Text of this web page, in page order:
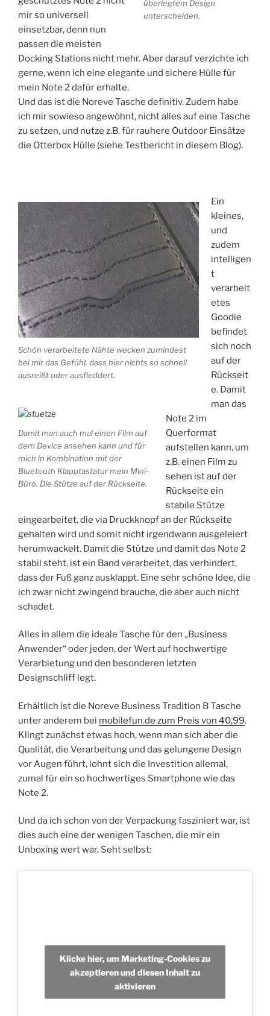
überlegtem Design
unterscheiden.
mir so universell
einsetzbar, denn nun
passen die meisten
Docking Stations nicht mehr. Aber darauf verzichte ich
gerne, wenn ich eine elegante und sichere Hülle für
mein Note 2 dafür erhalte.
Und das ist die Noreve Tasche definitiv. Zudem habe
ich mir sowieso angewöhnt, nicht alles auf eine Tasche
zu setzen, und nutze z.B. für rauhere Outdoor Einsätze
die Otterbox Hülle (siehe Testbericht in diesem Blog).
Schön verarbeitete Nähte wecken zumindest
bei mir das Gefühl, dass hier nichts so schnell
ausreißt oder ausfleddert.
Damit man auch mal einen Film auf
dem Device ansehen kann und für
mich in Kombination mit der
Bluetooth Klapptastatur mein Mini-
Büro. Die Stütze auf der Rückseite.
Ein
kleines,
und
zudem
intelligen
t
verarbeit
etes
Goodie
befindet
sich noch
auf der
Rückseit
e. Damit
man das
Note 2 im
Querformat
aufstellen kann, um
z.B. einen Film zu
sehen ist auf der
Rückseite ein
stabile Stütze
eingearbeitet, die via Druckknopf an der Rückseite
gehalten wird und somit nicht irgendwann ausgeleiert
herumwackelt. Damit die Stütze und damit das Note 2
stabil steht, ist ein Band verarbeitet, das verhindert,
dass der Fuß ganz ausklappt. Eine sehr schöne Idee, die
ich zwar nicht zwingend brauche, die aber auch nicht
schadet.
Alles in allem die ideale Tasche für den „Business
Anwender“ oder jeden, der Wert auf hochwertige
Verarbietung und den besonderen letzten
Designschliff legt.
Erhältlich ist die Noreve Business Tradition B Tasche
unter anderem bei mobilefun.de zum Preis von 40,99.
Klingt zunächst etwas hoch, wenn man sich aber die
Qualität, die Verarbeitung und das gelungene Design
vor Augen führt, lohnt sich die Investition allemal,
zumal für ein so hochwertiges Smartphone wie das
Note 2.
Und da ich schon von der Verpackung fasziniert war, ist
dies auch eine der wenigen Taschen, die mir ein
Unboxing wert war. Seht selbst:
Klicke hier, um Marketing-Cookies zu
akzeptieren und diesen Inhalt zu
aktivieren